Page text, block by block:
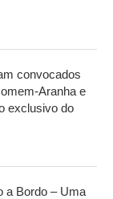
convocados
Aranha e
exclusivo do
a Bordo – Uma